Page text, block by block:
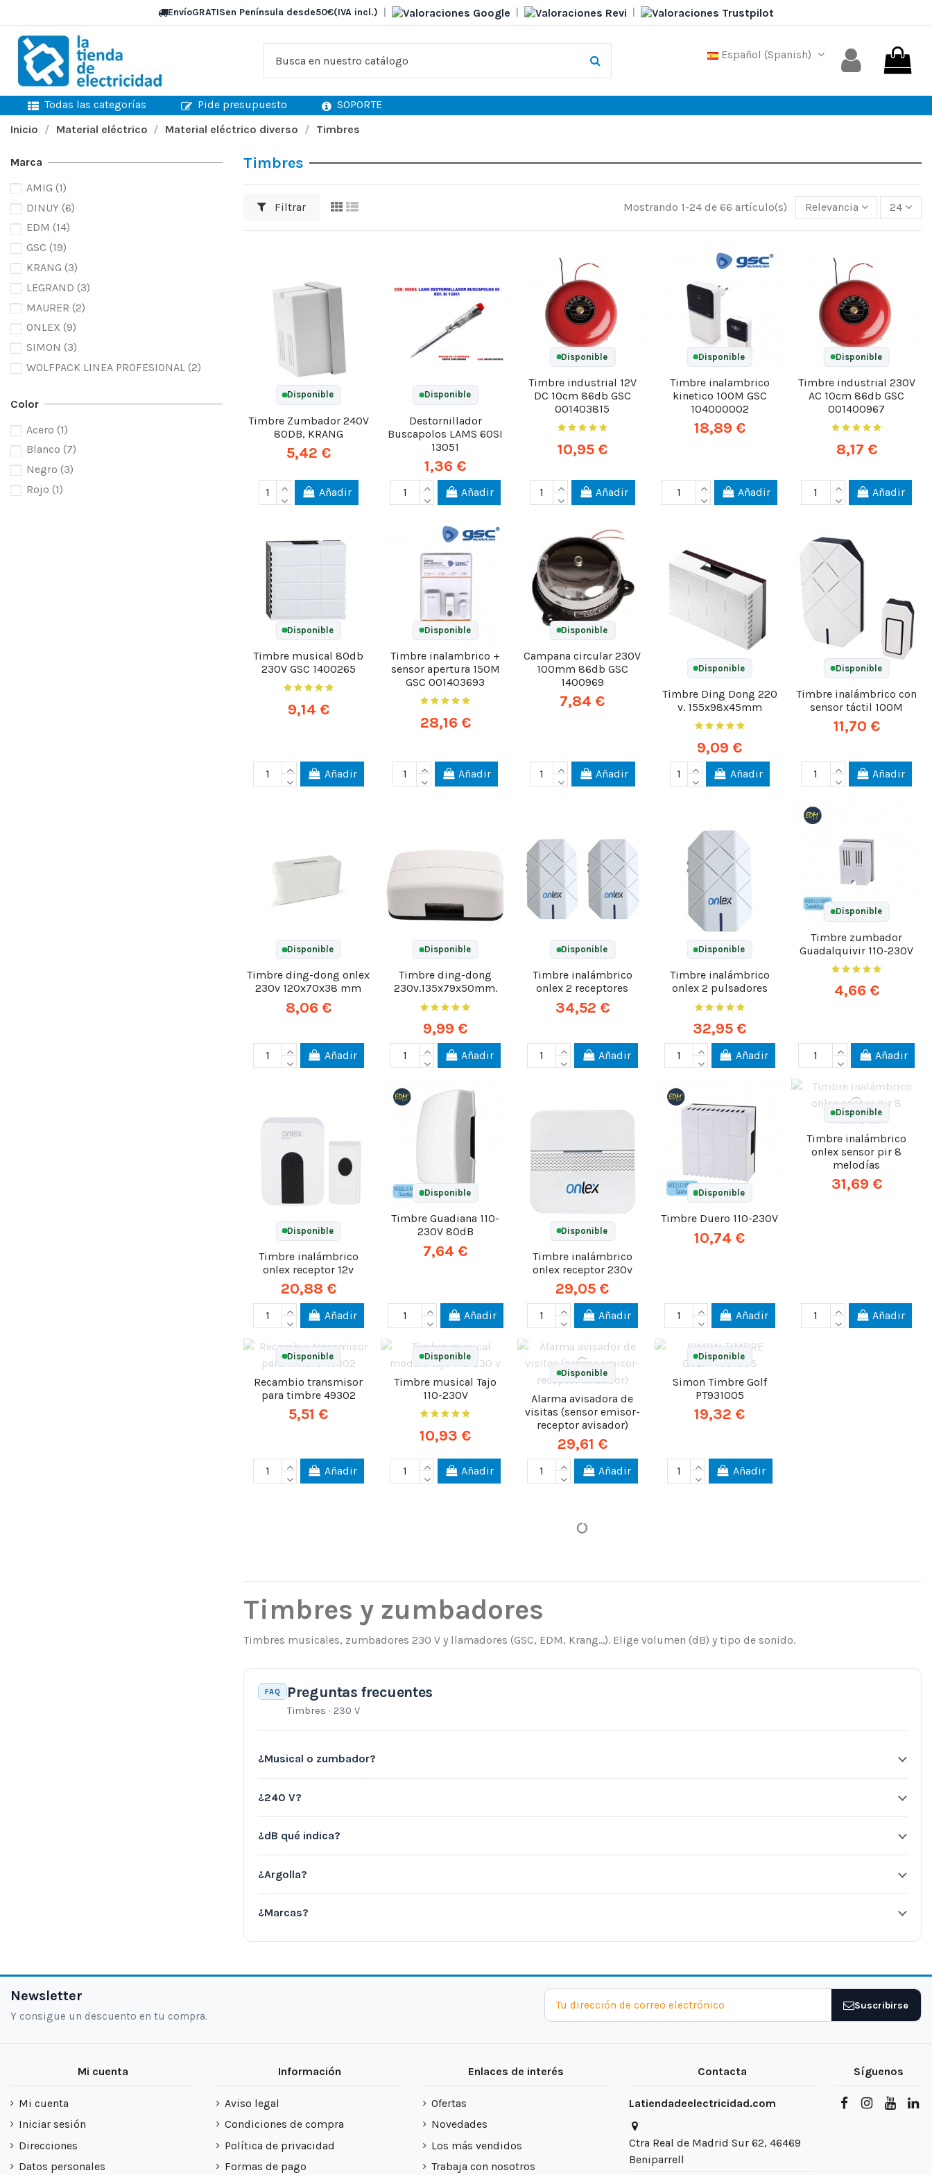
EnvíoGRATISen Península desde50€(IVA incl.)
Español (Spanish)
Todas las categorías Pide presupuesto
SOPORTE
Inicio
Material eléctrico Material eléctrico diverso Timbres
Timbres
Filtrar Mostrando 1-24 de 66 artículo(s) Relevancia 24
Disponible
Timbre Zumbador 240V
80DB, KRANG
5,42 €
Añadir
Disponible
Destornillador
Buscapolos LAMS 60SI
13051
1,36 €
Añadir
Disponible
Timbre industrial 12V
DC 10cm 86db GSC
001403815
10,95 €
Añadir
Disponible
Timbre inalambrico
kinetico 100M GSC
104000002
18,89 €
Añadir
Disponible
Timbre industrial 230V
AC 10cm 86db GSC
001400967
8,17 €
Añadir
Disponible
Timbre musical 80db
230V GSC 1400265
9,14 €
Añadir
Disponible
Timbre inalambrico +
sensor apertura 150M
GSC 001403693
28,16 €
Añadir
Disponible
Campana circular 230V
100mm 86db GSC
1400969
7,84 €
Añadir
Disponible
Timbre Ding Dong 220
v. 155x98x45mm
9,09 €
Añadir
Disponible
Timbre inalámbrico con
sensor táctil 100M
11,70 €
Añadir
Disponible
Timbre ding-dong onlex
230v 120x70x38 mm
8,06 €
Añadir
Disponible
Timbre ding-dong
230v.135x79x50mm.
9,99 €
Añadir
Disponible
Timbre inalámbrico
onlex 2 receptores
34,52 €
Añadir
Disponible
Timbre inalámbrico
onlex 2 pulsadores
32,95 €
Añadir
Disponible
Timbre zumbador
Guadalquivir 110-230V
4,66 €
Añadir
Disponible
Timbre inalámbrico
onlex receptor 12v
20,88 €
Añadir
Disponible
Timbre Guadiana 110-
230V 80dB
7,64 €
Añadir
Disponible
Timbre inalámbrico
onlex receptor 230v
29,05 €
Añadir
Disponible
Timbre Duero 110-230V
10,74 €
Añadir
Disponible
Timbre inalámbrico
onlex sensor pir 8
melodías
31,69 €
Añadir
Disponible
Recambio transmisor
para timbre 49302
5,51 €
Añadir
Disponible
Timbre musical Tajo
110-230V
10,93 €
Añadir
Disponible
Alarma avisadora de
visitas (sensor emisor-
receptor avisador)
29,61 €
Añadir
Disponible
Simon Timbre Golf
PT931005
19,32 €
Añadir
Timbres y zumbadores
Timbres musicales, zumbadores 230 V y llamadores (GSC, EDM, Krang…). Elige volumen (dB) y tipo de sonido.
FAQ Preguntas frecuentes
Timbres · 230 V
¿Musical o zumbador?
¿240 V?
¿dB qué indica?
¿Argolla?
¿Marcas?
Marca
AMIG (1)
DINUY (6)
EDM (14)
GSC (19)
KRANG (3)
LEGRAND (3)
MAURER (2)
ONLEX (9)
SIMON (3)
WOLFPACK LINEA PROFESIONAL (2)
Color
Acero (1)
Blanco (7)
Negro (3)
Rojo (1)
Newsletter
Y consigue un descuento en tu compra.
Suscribirse
Mi cuenta
Mi cuenta
Iniciar sesión
Direcciones
Datos personales
Información
Aviso legal
Condiciones de compra
Política de privacidad
Formas de pago
Enlaces de interés
Ofertas
Novedades
Los más vendidos
Trabaja con nosotros
Contacta
Latiendadeelectricidad.com
Ctra Real de Madrid Sur 62, 46469
Beniparrell
Síguenos